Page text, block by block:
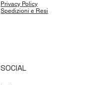
Privacy Policy
Spedizioni e Resi
SOCIAL